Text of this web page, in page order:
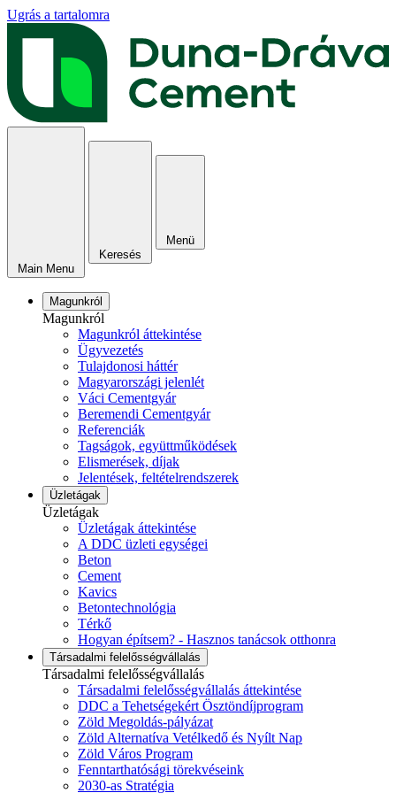
Ugrás a tartalomra
Main Menu
Keresés
Menü
Magunkról
Magunkról
Magunkról áttekintése
Ügyvezetés
Tulajdonosi háttér
Magyarországi jelenlét
Váci Cementgyár
Beremendi Cementgyár
Referenciák
Tagságok, együttműködések
Elismerések, díjak
Jelentések, feltételrendszerek
Üzletágak
Üzletágak
Üzletágak áttekintése
A DDC üzleti egységei
Beton
Cement
Kavics
Betontechnológia
Térkő
Hogyan építsem? - Hasznos tanácsok otthonra
Társadalmi felelősségvállalás
Társadalmi felelősségvállalás
Társadalmi felelősségvállalás áttekintése
DDC a Tehetségekért Ösztöndíjprogram
Zöld Megoldás-pályázat
Zöld Alternatíva Vetélkedő és Nyílt Nap
Zöld Város Program
Fenntarthatósági törekvéseink
2030-as Stratégia